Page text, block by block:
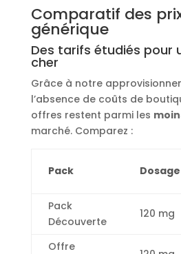
Comparatif des
générique
Des tarifs étudiés pour
cher
Grâce à notre
l’absence de coûts de
offres restent parmi les
marché. Comparez :
Pack Dosage
Pack
Découverte
120 mg
Offre